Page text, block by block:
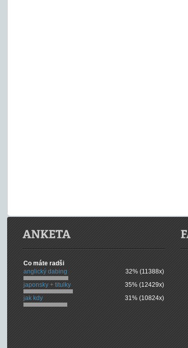
Co máte radši
anglický dabing
32% (11388x)
japonsky + titulky
35% (12429x)
jak kdy
31% (10824x)